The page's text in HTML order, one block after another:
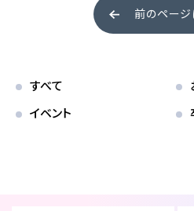
各校紹介
すべて
イベント
前のページ